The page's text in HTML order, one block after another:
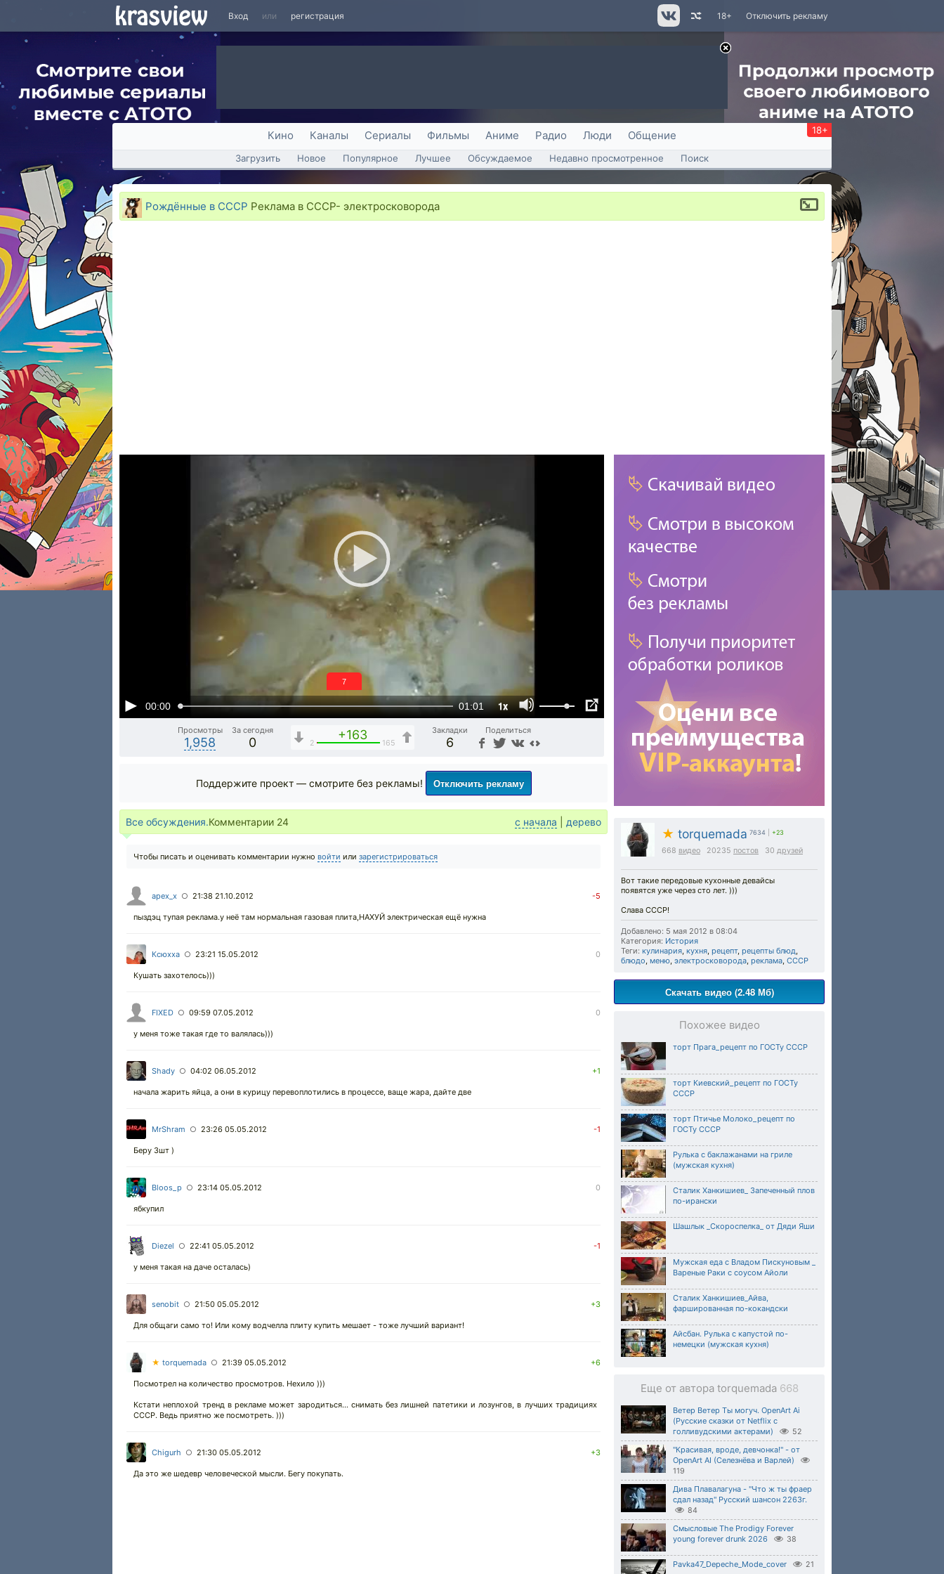
Вход или регистрация Отключить рекламу
18+
Кино Каналы Сериалы Фильмы Аниме Радио Люди Общение 18+
Загрузить Новое Популярное Лучшее Обсуждаемое Недавно просмотренное Поиск
Рождённые в СССР Реклама в СССР- электросковорода
00:00 01:01 1x
6
Просмотры
1,958
За сегодня
0
+163
2 165
Закладки
6
Поделиться
★ torquemada 7634 +23
668 видео 20235 постов 30 друзей
Вот такие передовые кухонные девайсы
появятся уже через сто лет. )))
Слава СССР!
Добавлено: 5 мая 2012 в 08:04
Категория: История
Теги: кулинария, кухня, рецепт, рецепты блюд,
блюдо, меню, электросковорода, реклама, СССР
Скачать видео (2.48 Мб)
Похожее видео
торт Прага_рецепт по ГОСТу СССР
торт Киевский_рецепт по ГОСТу
СССР
торт Птичье Молоко_рецепт по
ГОСТу СССР
Рулька с баклажанами на гриле
(мужская кухня)
Сталик Ханкишиев_ Запеченный плов
по-ирански
Шашлык _Скороспелка_ от Дяди Яши
Мужская еда c Владом Пискуновым _
Вареные Раки с соусом Айоли
Сталик Ханкишиев_Айва,
фаршированная по-кокандски
Айсбан. Рулька с капустой по-
немецки (мужская кухня)
Еще от автора torquemada 668
Ветер Ветер Ты могуч. OpenArt Ai
(Русские сказки от Netflix с
голливудскими актерами)
52
"Красивая, вроде, девчонка!" - от
OpenArt AI (Селезнёва и Варлей)
119
Дива Плавалагуна - "Что ж ты фраер
сдал назад" Русский шансон 2263г.
84
Смысловые The Prodigy Forever
young forever drunk 2026
38
Pavka47_Depeche_Mode_cover 21
Поддержите проект — смотрите без рекламы! Отключить рекламу
Все обсуждения.Комментарии 24 с начала дерево
Чтобы писать и оценивать комментарии нужно войти или зарегистрироваться
apex_x ○ 21:38 21.10.2012 -5
пыздэц тупая реклама.у неё там нормальная газовая плита,НАXУЙ электрическая ещё нужна
Ксюхха ○ 23:21 15.05.2012 0
Кушать захотелось)))
FIXED ○ 09:59 07.05.2012 0
у меня тоже такая где то валялась)))
Shady ○ 04:02 06.05.2012 +1
начала жарить яйца, а они в курицу перевоплотились в процессе, ваще жара, дайте две
MrShram ○ 23:26 05.05.2012 -1
Беру 3шт )
Bloos_p ○ 23:14 05.05.2012 0
ябкупил
Diezel ○ 22:41 05.05.2012 -1
у меня такая на даче осталась)
senobit ○ 21:50 05.05.2012 +3
Для общаги само то! Или кому водчелла плиту купить мешает - тоже лучший вариант!
★ torquemada ○ 21:39 05.05.2012 +6
Посмотрел на количество просмотров. Нехило )))
Кстати неплохой тренд в рекламе может зародиться... снимать без лишней патетики и лозунгов, в лучших традициях
СССР. Ведь приятно же посмотреть. )))
Chigurh ○ 21:30 05.05.2012 +3
Да это же шедевр человеческой мысли. Бегу покупать.